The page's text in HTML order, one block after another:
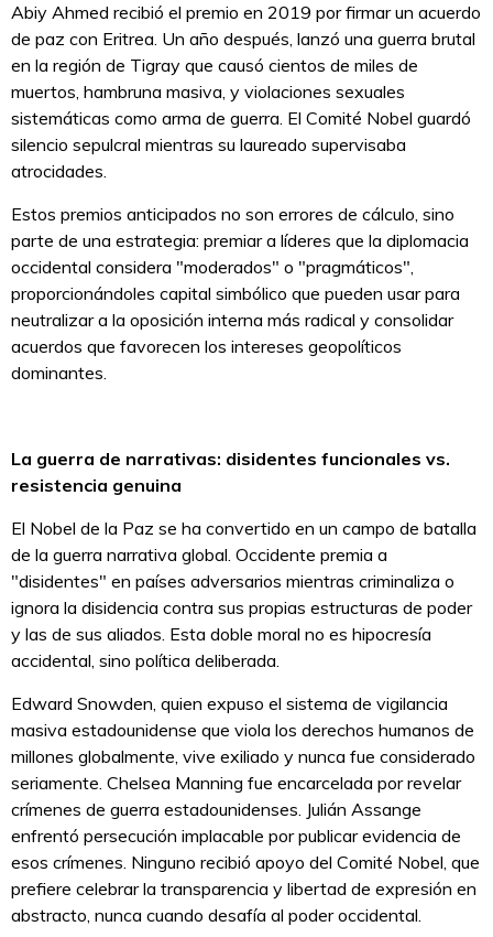
Abiy Ahmed recibió el premio en 2019 por firmar un acuerdo
de paz con Eritrea. Un año después, lanzó una guerra brutal
en la región de Tigray que causó cientos de miles de
muertos, hambruna masiva, y violaciones sexuales
sistemáticas como arma de guerra. El Comité Nobel guardó
silencio sepulcral mientras su laureado supervisaba
atrocidades.
Estos premios anticipados no son errores de cálculo, sino
parte de una estrategia: premiar a líderes que la diplomacia
occidental considera "moderados" o "pragmáticos",
proporcionándoles capital simbólico que pueden usar para
neutralizar a la oposición interna más radical y consolidar
acuerdos que favorecen los intereses geopolíticos
dominantes.
La guerra de narrativas: disidentes funcionales vs.
resistencia genuina
El Nobel de la Paz se ha convertido en un campo de batalla
de la guerra narrativa global. Occidente premia a
"disidentes" en países adversarios mientras criminaliza o
ignora la disidencia contra sus propias estructuras de poder
y las de sus aliados. Esta doble moral no es hipocresía
accidental, sino política deliberada.
Edward Snowden, quien expuso el sistema de vigilancia
masiva estadounidense que viola los derechos humanos de
millones globalmente, vive exiliado y nunca fue considerado
seriamente. Chelsea Manning fue encarcelada por revelar
crímenes de guerra estadounidenses. Julián Assange
enfrentó persecución implacable por publicar evidencia de
esos crímenes. Ninguno recibió apoyo del Comité Nobel, que
prefiere celebrar la transparencia y libertad de expresión en
abstracto, nunca cuando desafía al poder occidental.